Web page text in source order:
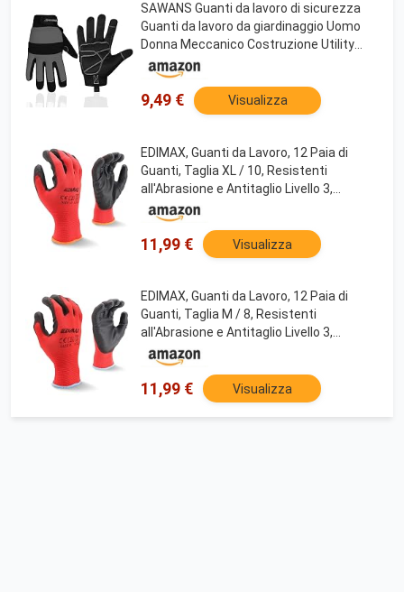
SAWANS Guanti da lavoro di sicurezza
Guanti da lavoro da giardinaggio Uomo
Donna Meccanico Costruzione Utility
Flessibile Imbottito Palm Protection
Touch Screen (Nero/Grigio, L (confezione
da 1))
9,49 € Visualizza
EDIMAX, Guanti da Lavoro, 12 Paia di
Guanti, Taglia XL / 10, Resistenti
all'Abrasione e Antitaglio Livello 3,
Rivestiti in nylon PU, Versatile,
Protezione Meccanica e Industriale
11,99 € Visualizza
EDIMAX, Guanti da Lavoro, 12 Paia di
Guanti, Taglia M / 8, Resistenti
all'Abrasione e Antitaglio Livello 3,
Rivestiti in nylon PU, Versatile,
Protezione Meccanica e Industriale
11,99 € Visualizza